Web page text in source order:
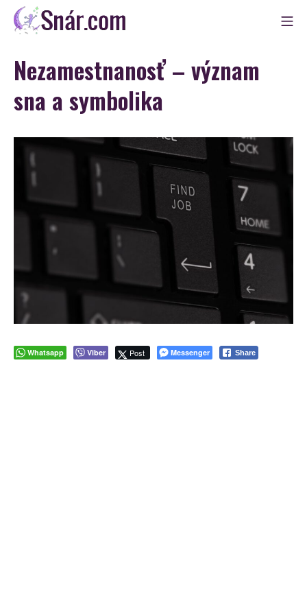
Skip
Snár
Nezamestnanosť – význam
sna a symbolika
Whatsapp Viber Post Messenger Share